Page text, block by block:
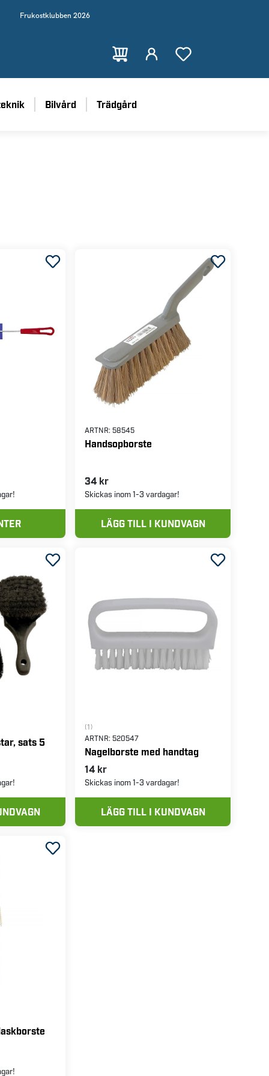
Frukostklubben 2026
Bilvård Trädgård
ARTNR:58545
Handsopborste
34 kr
Skickas inom 1-3 vardagar!
LÄGG TILL I KUNDVAGN
sats 5
(1)
ARTNR:520547
Nagelborste med handtag
14 kr
Skickas inom 1-3 vardagar!
LÄGG TILL I KUNDVAGN